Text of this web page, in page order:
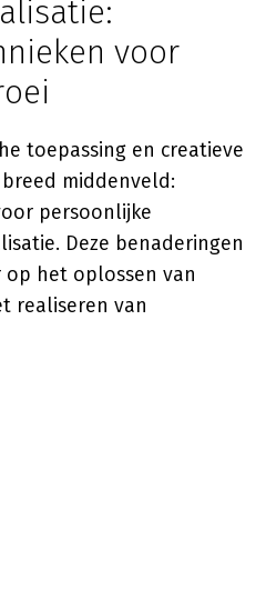
voor
toepassing en creatieve
middenveld:
persoonlijke
Deze benaderingen
het oplossen van
realiseren van